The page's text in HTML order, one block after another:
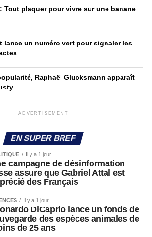
Tout plaquer pour vivre sur une banane
lance un numéro vert pour signaler les
Raphaël Glucksmann apparaît
ADVERTISEMENT
EN SUPER BREF
Il y a 1 jour
campagne de désinformation
assure que Gabriel Attal est
des Français
Il y a 1 jour
DiCaprio lance un fonds de
des espèces animales de
de 25 ans